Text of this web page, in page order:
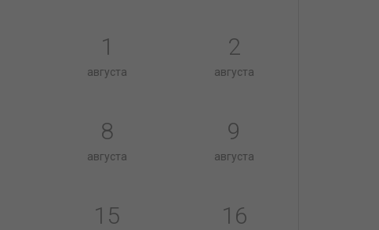
1
августа
2
августа
8
августа
9
августа
15 16